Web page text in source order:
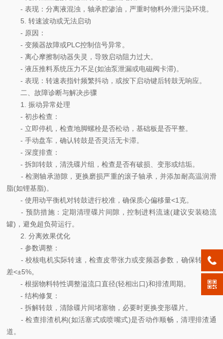
- 表现：分离液混浊，轴承腔渗油，严重时物料外泄污染环境。
5. 转速波动或无法启动
- 原因：
- 变频器故障或PLC控制信号异常。
- 离心摩擦制动器失灵，导致启动阻力过大。
- 液压推料系统压力不足(如油泵泄漏或电磁阀卡滞)。
- 表现：转速表指针频繁抖动，或按下启动键后转鼓无响应。
二、故障诊断与解决步骤
1. 振动异常处理
- 初步检查：
- 立即停机，检查地脚螺栓是否松动，基础板是否平整。
- 手动盘车，确认转鼓是否灵活无卡滞。
- 深度排查：
- 拆卸转鼓，清洗碟片组，检查是否有破损、变形或结垢。
- 检测轴承游隙，更换磨损严重的滚子轴承，并添加耐高温润滑
脂(如锂基脂)。
- 使用动平衡机对转鼓进行校准，确保质心偏移量<1克。
- 预防措施：定期清理碟片间隙，控制进料流速(建议安装稳流
罐)，避免超负荷运行。
2. 分离效果优化
- 参数调整：
- 校核电机实际转速，检查皮带张力或变频器参数，确保转速误
差<±5%。
- 根据物料特性调整溢流口直径(轻相出口)和排渣周期。
- 结构修复：
- 拆解转鼓，清除碟片间堵塞物，必要时更换变形碟片。
- 检查排渣机构(如活塞式或喷嘴式)是否动作顺畅，清理排渣通
道。